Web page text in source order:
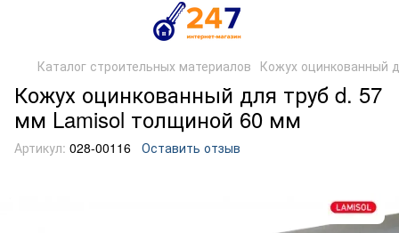
Каталог строительных материалов Кожух оцинкованный
Кожух оцинкованный для труб d. 57
мм Lamisol толщиной 60 мм
Артикул: 028-00116 Оставить отзыв